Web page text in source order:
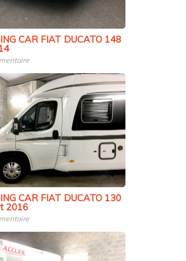
CAR FIAT DUCATO 148
CAR FIAT DUCATO 130
2016